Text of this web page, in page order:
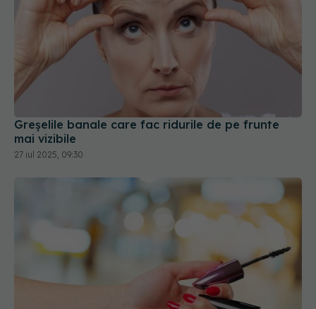
Greșelile banale care fac ridurile de pe frunte
mai vizibile
27 iul 2025, 09:30